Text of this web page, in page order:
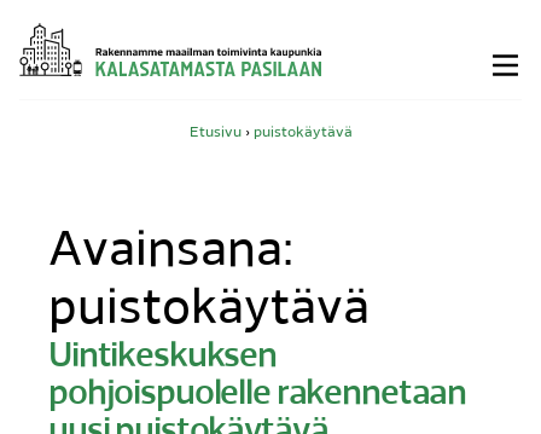
Siirry
sisältöön
Etusivu› puistokäytävä
Avainsana:
puistokäytävä
Uintikeskuksen
pohjoispuolelle rakennetaan